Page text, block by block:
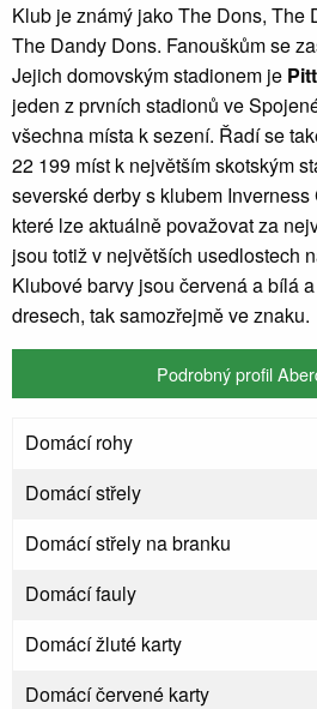
Klub je známý jako The Dons, The
The Dandy Dons. Fanouškům se
Jejich domovským stadionem je
jeden z prvních stadionů ve
všechna místa k sezení. Řadí se
22 199 míst k největším skotským
severské derby s klubem
které lze aktuálně považovat za
jsou totiž v největších usedlostech
Klubové barvy jsou červená a bílá
dresech, tak samozřejmě ve znaku.
Podrobný profil
Domácí rohy
Domácí střely
Domácí střely na branku
Domácí fauly
Domácí žluté karty
Domácí červené karty